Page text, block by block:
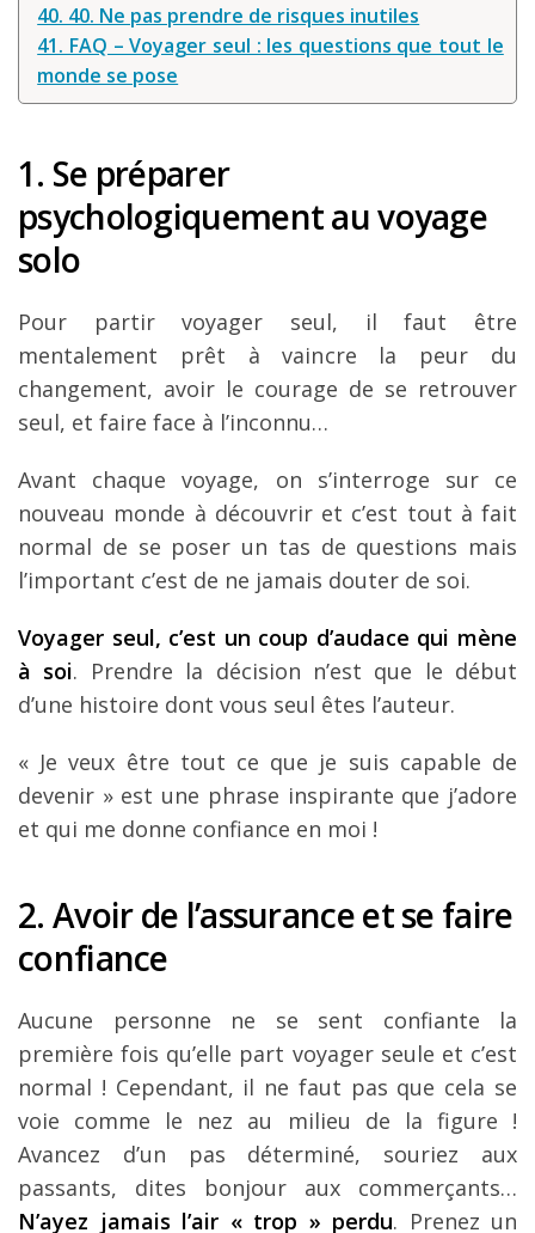
40. 40. Ne pas prendre de risques inutiles
41. FAQ – Voyager seul : les questions que tout le
monde se pose
1. Se préparer
psychologiquement au voyage
solo
Pour partir voyager seul, il faut être
mentalement prêt à vaincre la peur du
changement, avoir le courage de se retrouver
seul, et faire face à l’inconnu…
Avant chaque voyage, on s’interroge sur ce
nouveau monde à découvrir et c’est tout à fait
normal de se poser un tas de questions mais
l’important c’est de ne jamais douter de soi.
Voyager seul, c’est un coup d’audace qui mène
à soi. Prendre la décision n’est que le début
d’une histoire dont vous seul êtes l’auteur.
« Je veux être tout ce que je suis capable de
devenir » est une phrase inspirante que j’adore
et qui me donne confiance en moi !
2. Avoir de l’assurance et se faire
confiance
Aucune personne ne se sent confiante la
première fois qu’elle part voyager seule et c’est
normal ! Cependant, il ne faut pas que cela se
voie comme le nez au milieu de la figure !
Avancez d’un pas déterminé, souriez aux
passants, dites bonjour aux commerçants…
N’ayez jamais l’air « trop » perdu. Prenez un